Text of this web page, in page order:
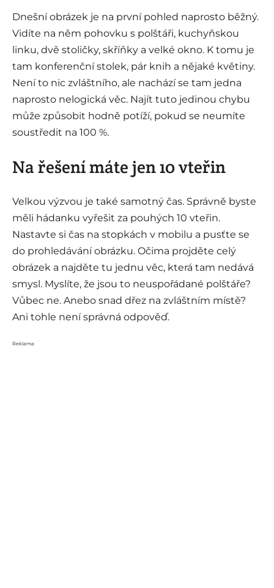
Dnešní obrázek je na první pohled naprosto běžný.
Vidíte na něm pohovku s polštáři, kuchyňskou
linku, dvě stoličky, skříňky a velké okno. K tomu je
tam konferenční stolek, pár knih a nějaké květiny.
Není to nic zvláštního, ale nachází se tam jedna
naprosto nelogická věc. Najít tuto jedinou chybu
může způsobit hodně potíží, pokud se neumíte
soustředit na 100 %.
Na řešení máte jen 10 vteřin
Velkou výzvou je také samotný čas. Správně byste
měli hádanku vyřešit za pouhých 10 vteřin.
Nastavte si čas na stopkách v mobilu a pusťte se
do prohledávání obrázku. Očima projděte celý
obrázek a najděte tu jednu věc, která tam nedává
smysl. Myslíte, že jsou to neuspořádané polštáře?
Vůbec ne. Anebo snad dřez na zvláštním místě?
Ani tohle není správná odpověď.
Reklama